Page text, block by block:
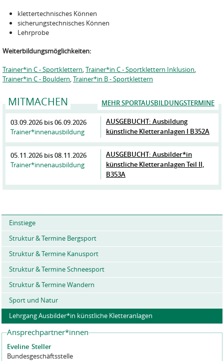
klettertechnisches Können
sicherungstechnisches Können
Lehrprobe
Weiterbildungsmöglichkeiten:
Trainer*in C - Sportklettern,Trainer*in C - Sportklettern Inklusion,
Trainer*in C - Bouldern,Trainer*in B - Sportklettern
MEHR SPORTAUSBILDUNGSTERMINE
MITMACHEN
03.09.2026 bis06.09.2026
Trainer*innenausbildung
AUSGEBUCHT: Ausbildung
künstliche Kletteranlagen I B352A
05.11.2026 bis08.11.2026
Trainer*innenausbildung
AUSGEBUCHT: Ausbilder*in
künstliche Kletteranlagen Teil II,
B353A
Einstiege
Struktur & Termine Bergsport
Struktur & Termine Kanusport
Struktur & Termine Schneesport
Struktur & Termine Wandern
Sport und Natur
Lehrgang Ausbilder*in künstliche Kletteranlagen
Ansprechpartner*innen
Eveline Steller
Bundesgeschäftsstelle